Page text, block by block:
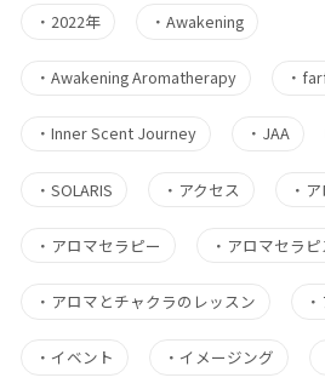
・ 2022年 ・Awakening
・ Awakening Aromatherapy ・
・ Inner Scent Journey ・ JAA
・ SOLARIS ・ アクセス ・
・ アロマセラピー ・ アロマセラピ
・ アロマとチャクラのレッスン ・
・ イベント ・ イメージング